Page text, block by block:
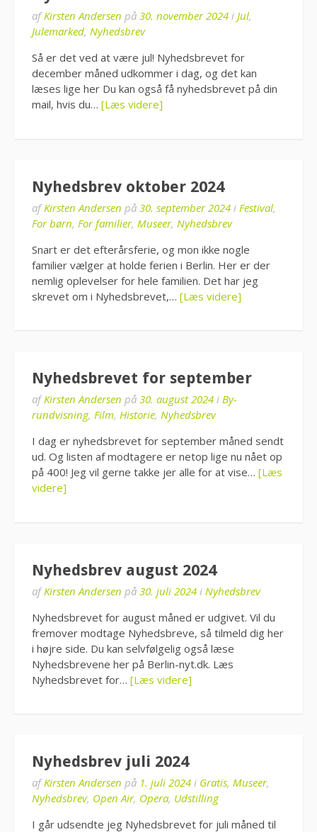
afKirsten Andersen på 30. november 2024 i Jul,
Julemarked, Nyhedsbrev
Så er det ved at være jul! Nyhedsbrevet for
december måned udkommer i dag, og det kan
læses lige her Du kan også få nyhedsbrevet på din
mail, hvis du… [Læs videre]
Nyhedsbrev oktober 2024
afKirsten Andersen på 30. september 2024 i Festival,
For børn, For familier, Museer, Nyhedsbrev
Snart er det efterårsferie, og mon ikke nogle
familier vælger at holde ferien i Berlin. Her er der
nemlig oplevelser for hele familien. Det har jeg
skrevet om i Nyhedsbrevet,… [Læs videre]
Nyhedsbrevet for september
afKirsten Andersen på 30. august 2024 i By-
rundvisning, Film, Historie, Nyhedsbrev
I dag er nyhedsbrevet for september måned sendt
ud. Og listen af modtagere er netop lige nu nået op
på 400! Jeg vil gerne takke jer alle for at vise… [Læs
videre]
Nyhedsbrev august 2024
afKirsten Andersen på 30. juli 2024 i Nyhedsbrev
Nyhedsbrevet for august måned er udgivet. Vil du
fremover modtage Nyhedsbreve, så tilmeld dig her
i højre side. Du kan selvfølgelig også læse
Nyhedsbrevene her på Berlin-nyt.dk. Læs
Nyhedsbrevet for… [Læs videre]
Nyhedsbrev juli 2024
afKirsten Andersen på 1. juli 2024 i Gratis, Museer,
Nyhedsbrev, Open Air, Opera, Udstilling
I går udsendte jeg Nyhedsbrevet for juli måned til